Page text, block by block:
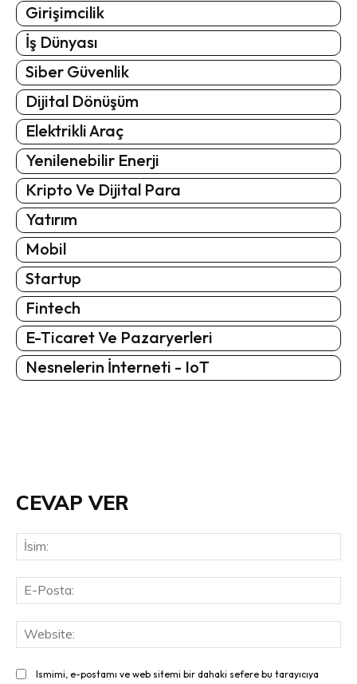
Girişimcilik
İş Dünyası
Siber Güvenlik
Dijital Dönüşüm
Elektrikli Araç
Yenilenebilir Enerji
Kripto Ve Dijital Para
Yatırım
Mobil
Startup
Fintech
E-Ticaret Ve Pazaryerleri
Nesnelerin İnterneti - IoT
CEVAP VER
Ismimi, e-postamı ve web sitemi bir dahaki sefere bu tarayıcıya